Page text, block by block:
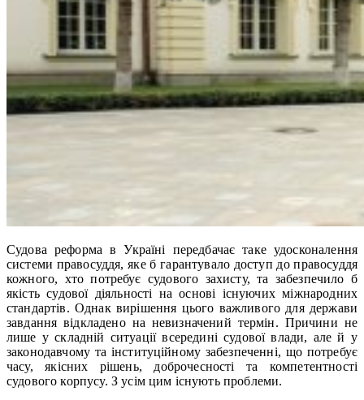
Судова реформа в Україні передбачає таке удосконалення
системи правосуддя, яке б гарантувало доступ до правосуддя
кожного, хто потребує судового захисту, та забезпечило б
якість судової діяльності на основі існуючих міжнародних
стандартів. Однак вирішення цього важливого для держави
завдання відкладено на невизначений термін. Причини не
лише у складній ситуації всередині судової влади, але й у
законодавчому та інституційному забезпеченні, що потребує
часу, якісних рішень, доброчесності та компетентності
судового корпусу. З усім цим існують проблеми.